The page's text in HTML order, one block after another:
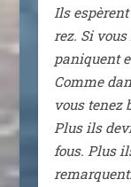
Ils
rez. Si
paniquent
Comme
vous tenez
Plus ils
fous. Plus